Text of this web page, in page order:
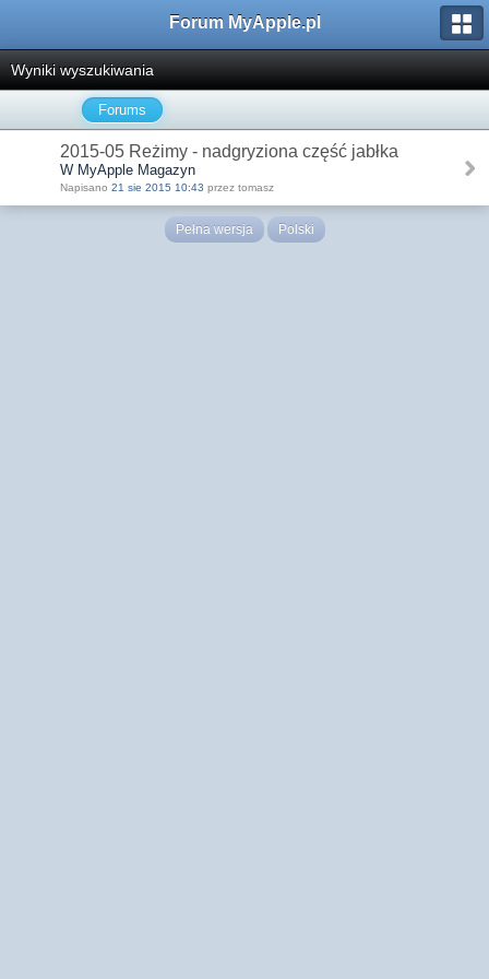
Forum MyApple.pl
Wyniki wyszukiwania
Forums
2015-05 Reżimy - nadgryziona część jabłka
W MyApple Magazyn
Napisano 21 sie 2015 10:43 przez tomasz
Pełna wersja Polski